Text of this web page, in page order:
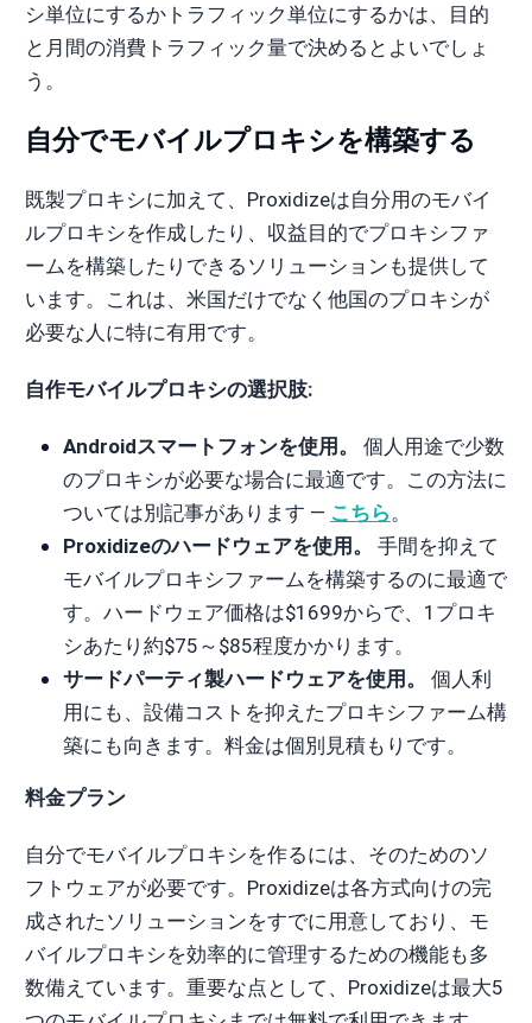
シ単位にするかトラフィック単位にするかは、目的
と月間の消費トラフィック量で決めるとよいでしょ
う。
自分でモバイルプロキシを構築する
既製プロキシに加えて、Proxidizeは自分用のモバイ
ルプロキシを作成したり、収益目的でプロキシファ
ームを構築したりできるソリューションも提供して
います。これは、米国だけでなく他国のプロキシが
必要な人に特に有用です。
自作モバイルプロキシの選択肢:
Androidスマートフォンを使用。
個人用途で少数
のプロキシが必要な場合に最適です。この方法に
ついては別記事があります — こちら 。
Proxidizeのハードウェアを使用。
手間を抑えて
モバイルプロキシファームを構築するのに最適で
す。ハードウェア価格は$1699からで、1プロキ
シあたり約$75～$85程度かかります。
サードパーティ製ハードウェアを使用。
個人利
用にも、設備コストを抑えたプロキシファーム構
築にも向きます。料金は個別見積もりです。
料金プラン
自分でモバイルプロキシを作るには、そのためのソ
フトウェアが必要です。Proxidizeは各方式向けの完
成されたソリューションをすでに用意しており、モ
バイルプロキシを効率的に管理するための機能も多
数備えています。重要な点として、Proxidizeは最大5